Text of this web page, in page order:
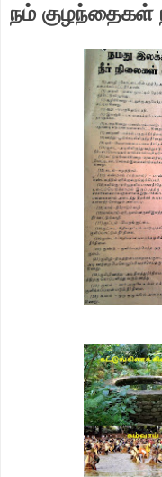
நம் குழந்தைகள்